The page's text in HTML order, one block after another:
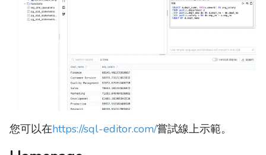
您可以在https://sql-editor.com/嘗試線上示範。